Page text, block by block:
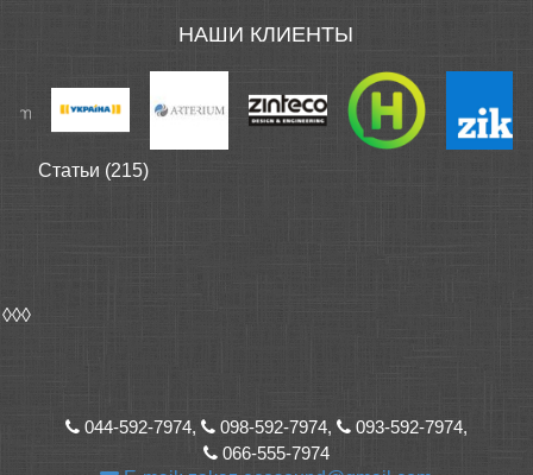
НАШИ КЛИЕНТЫ
Статьи (215)
◊◊◊
044-592-7974, 098-592-7974,
093-592-7974,
066-555-7974